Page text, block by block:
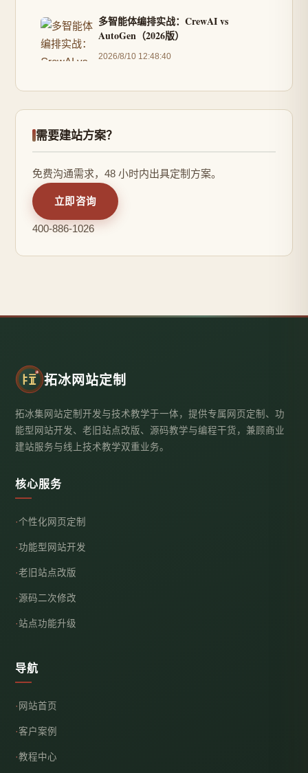
多智能体编排实战：CrewAI vs
AutoGen（2026版）
2026/8/10 12:48:40
需要建站方案？
免费沟通需求，48 小时内出具定制方案。
立即咨询
400-886-1026
拓冰网站定制
拓冰集网站定制开发与技术教学于一体，提供专属网页定制、功
能型网站开发、老旧站点改版、源码教学与编程干货，兼顾商业
建站服务与线上技术教学双重业务。
核心服务
个性化网页定制
功能型网站开发
老旧站点改版
源码二次修改
站点功能升级
导航
网站首页
客户案例
教程中心